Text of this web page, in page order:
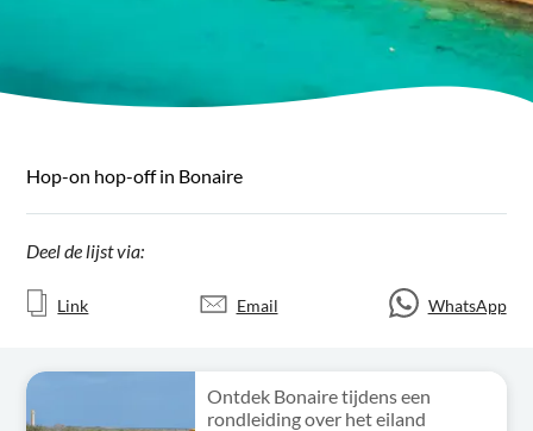
Hop-on hop-off in Bonaire
Deel de lijst via:
Link Email WhatsApp
Ontdek Bonaire tijdens een
rondleiding over het eiland